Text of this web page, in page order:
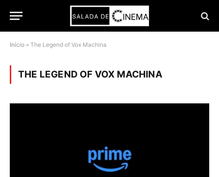
Início » The Legend of Vox Machina
THE LEGEND OF VOX MACHINA